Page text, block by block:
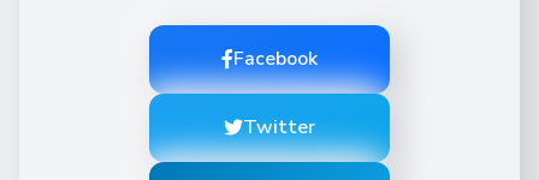
Facebook
Twitter